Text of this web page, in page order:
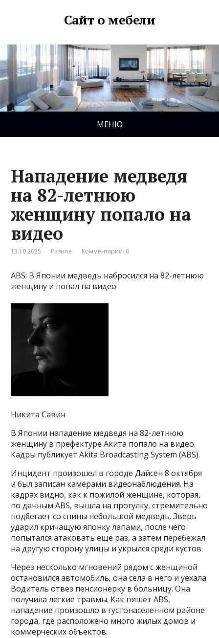
Сайт о мебели
МЕНЮ
Нападение медведя
на 82-летнюю
женщину попало на
видео
13.10.2025 Разное Комментарии: 0
ABS: В Японии медведь набросился на 82-летнюю
женщину и попал на видео
Никита Савин
В Японии нападение медведя на 82-летнюю
женщину в префектуре Акита попало на видео.
Кадры публикует Akita Broadcasting System (ABS).
Инцидент произошел в городе Дайсен 8 октября
и был записан камерами видеонаблюдения. На
кадрах видно, как к пожилой женщине, которая,
по данным ABS, вышла на прогулку, стремительно
подбегает со спины небольшой медведь. Зверь
ударил кричащую японку лапами, после чего
попытался атаковать еще раз, а затем перебежал
на другую сторону улицы и укрылся среди кустов.
Через несколько мгновений рядом с женщиной
остановился автомобиль, она села в него и уехала.
Водитель отвез пенсионерку в больницу. Она
получила легкие травмы. Как пишет ABS,
нападение произошло в густонаселенном районе
города, где расположено много жилых домов и
коммерческих объектов.